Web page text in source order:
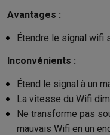
Avantages :
Étendre le signal wifi
Inconvénients :
Étend le signal à un
La vitesse du Wifi
Ne transforme pas
mauvais Wifi en un